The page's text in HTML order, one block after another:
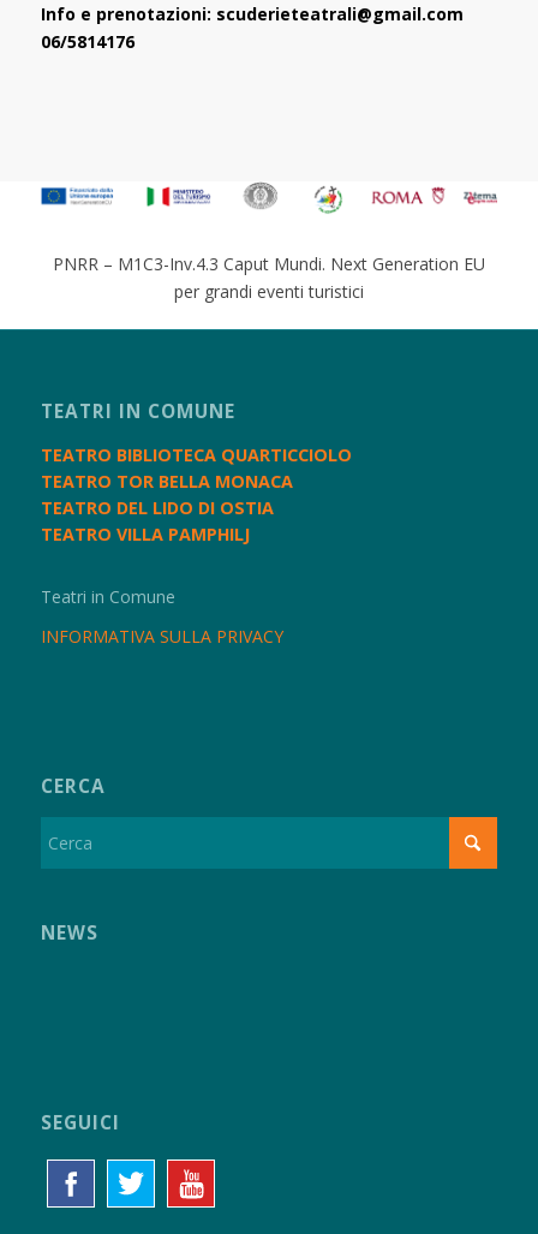
Info e prenotazioni: scuderieteatrali@gmail.com
06/5814176
PNRR – M1C3-Inv.4.3 Caput Mundi. Next Generation EU
per grandi eventi turistici
TEATRI IN COMUNE
TEATRO BIBLIOTECA QUARTICCIOLO
TEATRO TOR BELLA MONACA
TEATRO DEL LIDO DI OSTIA
TEATRO VILLA PAMPHILJ
Teatri in Comune
INFORMATIVA SULLA PRIVACY
CERCA
NEWS
SEGUICI